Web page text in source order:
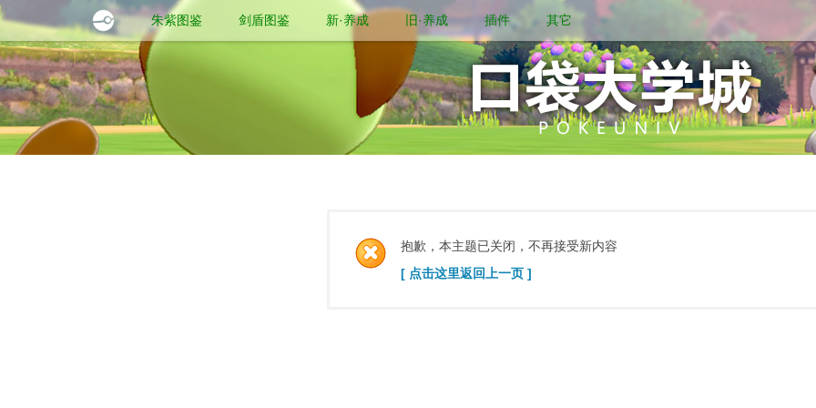
朱紫图鉴 剑盾图鉴 新·养成 旧·养成 插件 其它
抱歉，本主题已关闭，不再接受新内容
[ 点击这里返回上一页 ]